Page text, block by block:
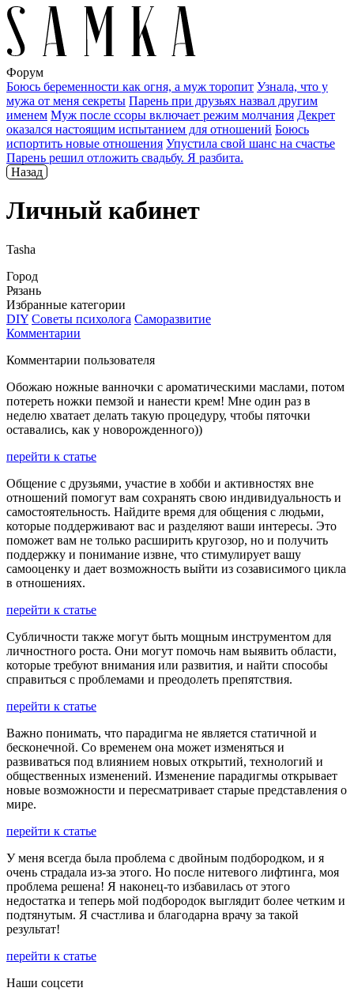
Форум
Боюсь беременности как огня, а муж торопит Узнала, что у
мужа от меня секреты Парень при друзьях назвал другим
именем Муж после ссоры включает режим молчания Декрет
оказался настоящим испытанием для отношений Боюсь
испортить новые отношения Упустила свой шанс на счастье
Парень решил отложить свадьбу. Я разбита.
Назад
Личный кабинет
Tasha
Город
Рязань
Избранные категории
DIY Советы психолога Саморазвитие
Комментарии
Комментарии пользователя
Обожаю ножные ванночки с ароматическими маслами, потом
потереть ножки пемзой и нанести крем! Мне один раз в
неделю хватает делать такую процедуру, чтобы пяточки
оставались, как у новорожденного))
перейти к статье
Общение с друзьями, участие в хобби и активностях вне
отношений помогут вам сохранять свою индивидуальность и
самостоятельность. Найдите время для общения с людьми,
которые поддерживают вас и разделяют ваши интересы. Это
поможет вам не только расширить кругозор, но и получить
поддержку и понимание извне, что стимулирует вашу
самооценку и дает возможность выйти из созависимого цикла
в отношениях.
перейти к статье
Субличности также могут быть мощным инструментом для
личностного роста. Они могут помочь нам выявить области,
которые требуют внимания или развития, и найти способы
справиться с проблемами и преодолеть препятствия.
перейти к статье
Важно понимать, что парадигма не является статичной и
бесконечной. Со временем она может изменяться и
развиваться под влиянием новых открытий, технологий и
общественных изменений. Изменение парадигмы открывает
новые возможности и пересматривает старые представления о
мире.
перейти к статье
У меня всегда была проблема с двойным подбородком, и я
очень страдала из-за этого. Но после нитевого лифтинга, моя
проблема решена! Я наконец-то избавилась от этого
недостатка и теперь мой подбородок выглядит более четким и
подтянутым. Я счастлива и благодарна врачу за такой
результат!
перейти к статье
Наши соцсети